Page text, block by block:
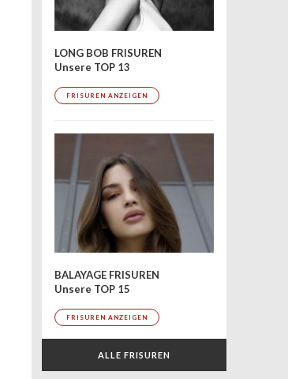
LONG BOB FRISUREN
Unsere TOP 13
FRISUREN ANZEIGEN
BALAYAGE FRISUREN
Unsere TOP 15
FRISUREN ANZEIGEN
ALLE FRISUREN